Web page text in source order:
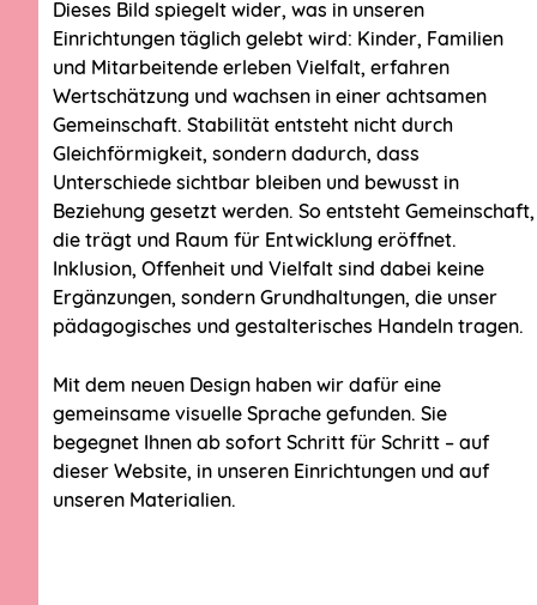
Dieses Bild spiegelt wider, was in unseren
Einrichtungen täglich gelebt wird: Kinder, Familien
und Mitarbeitende erleben Vielfalt, erfahren
Wertschätzung und wachsen in einer achtsamen
Gemeinschaft. Stabilität entsteht nicht durch
Gleichförmigkeit, sondern dadurch, dass
Unterschiede sichtbar bleiben und bewusst in
Beziehung gesetzt werden. So entsteht Gemeinschaft,
die trägt und Raum für Entwicklung eröffnet.
Inklusion, Offenheit und Vielfalt sind dabei keine
Ergänzungen, sondern Grundhaltungen, die unser
pädagogisches und gestalterisches Handeln tragen.
Mit dem neuen Design haben wir dafür eine
gemeinsame visuelle Sprache gefunden. Sie
begegnet Ihnen ab sofort Schritt für Schritt – auf
dieser Website, in unseren Einrichtungen und auf
unseren Materialien.
Junikäfer
Über uns
Leitbild
Pädagogik
Qualität & Kinderschutz
Netzwerke & Partner:innen
Projekte & Zertifizierungen
Familien
Vormerkung & Platzvergabe
Infos & Formulare
Eingewöhnung & Übergänge
Verpflegung
Elternbildung &
Elternberatung
KiTa-ABC
Kooperationen &
Für Unternehmen &
Arbeitgebende
Für Städte & Kommunen
Bauen & Entwickeln
Karriere
Komm in unser Team
Arbeiten bei Junikäfer
Direkt zu den
Stellenangeboten